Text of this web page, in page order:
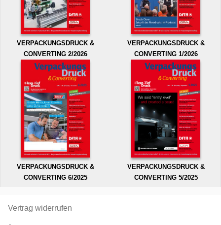
VERPACKUNGSDRUCK &
CONVERTING 2/2026
VERPACKUNGSDRUCK &
CONVERTING 1/2026
VERPACKUNGSDRUCK &
CONVERTING 6/2025
VERPACKUNGSDRUCK &
CONVERTING 5/2025
Vertrag widerrufen